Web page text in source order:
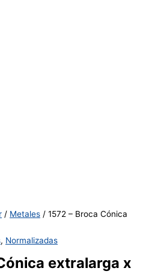
/ Metales / 1572 – Broca Cónica
, Normalizadas
extralarga x